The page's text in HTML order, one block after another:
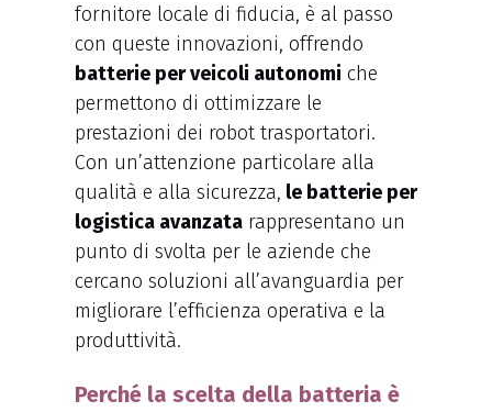
fornitore locale di fiducia, è al passo
con queste innovazioni, offrendo
batterie per veicoli autonomi che
permettono di ottimizzare le
prestazioni dei robot trasportatori.
Con un’attenzione particolare alla
qualità e alla sicurezza, le batterie per
logistica avanzata rappresentano un
punto di svolta per le aziende che
cercano soluzioni all’avanguardia per
migliorare l’efficienza operativa e la
produttività.
Perché la scelta della batteria è